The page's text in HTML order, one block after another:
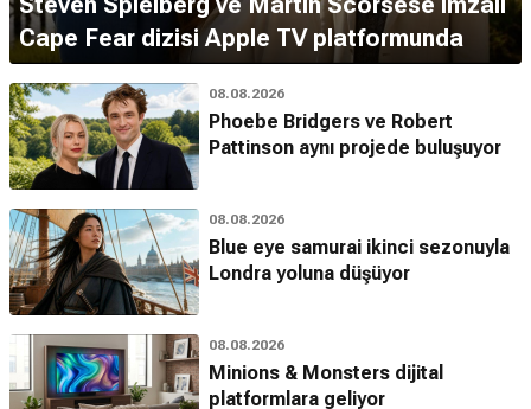
Cape Fear dizisi Apple TV platformunda
08.08.2026
Phoebe Bridgers ve Robert
Pattinson aynı projede buluşuyor
08.08.2026
Blue eye samurai ikinci sezonuyla
Londra yoluna düşüyor
08.08.2026
Minions & Monsters dijital
platformlara geliyor